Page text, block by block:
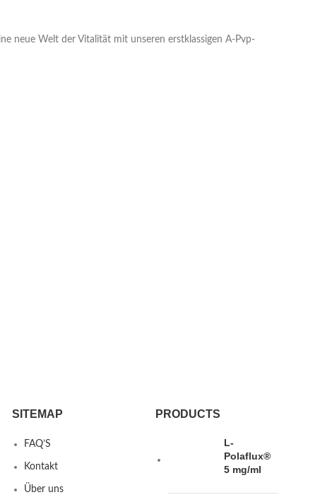
neue Welt der Vitalität mit unseren erstklassigen A-Pvp-
SITEMAP
FAQ’S
Kontakt
Über uns
PRODUCTS
L-
Polaflux®
5 mg/ml